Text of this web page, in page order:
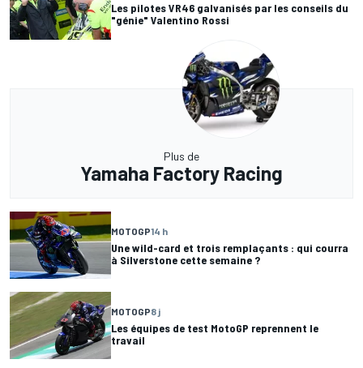
Les pilotes VR46 galvanisés par les conseils du
"génie" Valentino Rossi
Plus de
Yamaha Factory Racing
MOTOGP14 h
Une wild-card et trois remplaçants : qui courra
à Silverstone cette semaine ?
MOTOGP8 j
Les équipes de test MotoGP reprennent le
travail